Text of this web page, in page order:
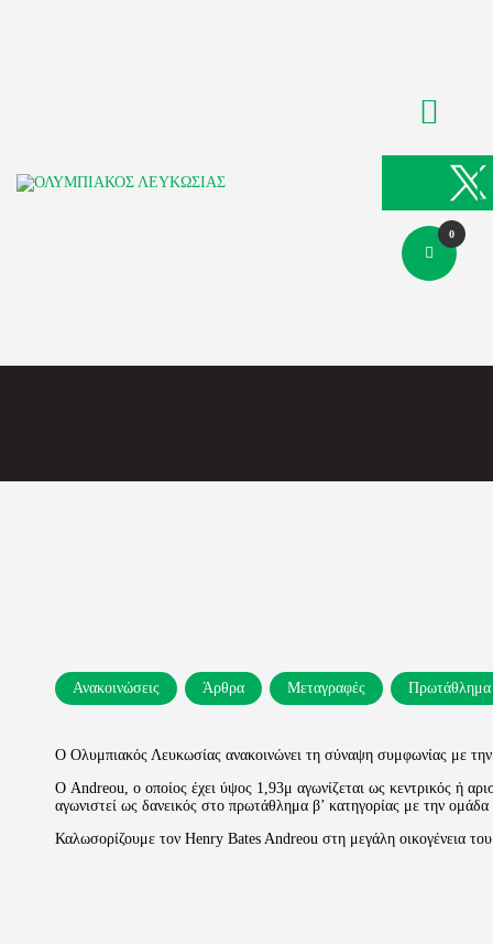
0
Ανακοινώσεις Άρθρα Μεταγραφές Πρωτάθλημα
Ο Ολυμπιακός Λευκωσίας ανακοινώνει τη σύναψη συμφωνίας με
Ο Andreou, ο οποίος έχει ύψος 1,93μ αγωνίζεται ως κεντρικός ή
αγωνιστεί ως δανεικός στο πρωτάθλημα β’ κατηγορίας με την
Καλωσορίζουμε τον Henry Bates Andreou στη μεγάλη